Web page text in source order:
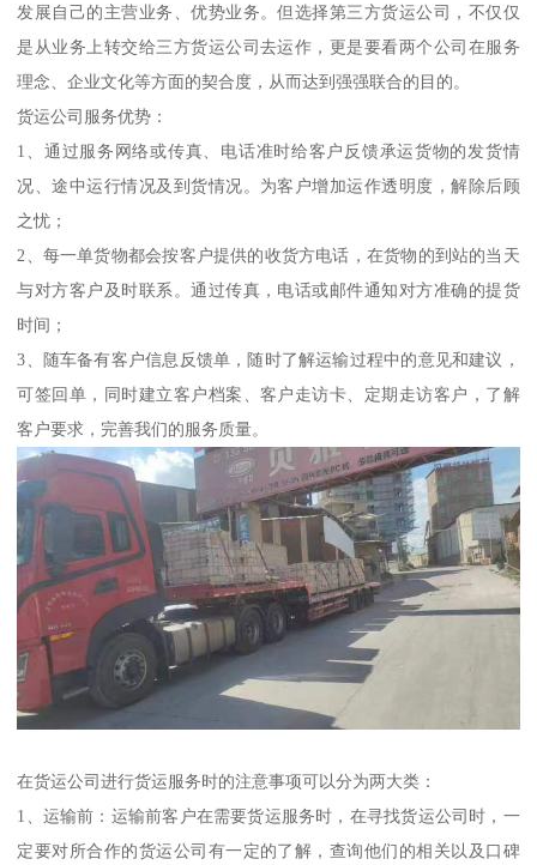
发展自己的主营业务、优势业务。但选择第三方货运公司，不仅仅
是从业务上转交给三方货运公司去运作，更是要看两个公司在服务
理念、企业文化等方面的契合度，从而达到强强联合的目的。
货运公司服务优势：
1、通过服务网络或传真、电话准时给客户反馈承运货物的发货情
况、途中运行情况及到货情况。为客户增加运作透明度，解除后顾
之忧；
2、每一单货物都会按客户提供的收货方电话，在货物的到站的当天
与对方客户及时联系。通过传真，电话或邮件通知对方准确的提货
时间；
3、随车备有客户信息反馈单，随时了解运输过程中的意见和建议，
可签回单，同时建立客户档案、客户走访卡、定期走访客户，了解
客户要求，完善我们的服务质量。
在货运公司进行货运服务时的注意事项可以分为两大类：
1、运输前：运输前客户在需要货运服务时，在寻找货运公司时，一
定要对所合作的货运公司有一定的了解，查询他们的相关以及口碑